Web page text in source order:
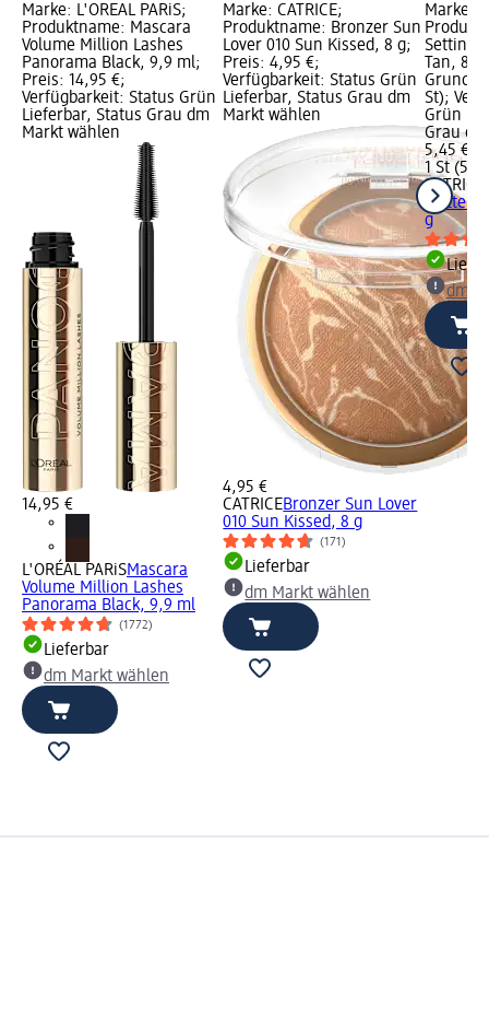
Marke: L'ORÉAL PARiS;
Produktname: Mascara
Volume Million Lashes
Panorama Black, 9,9 ml;
Preis: 14,95 €;
Verfügbarkeit: Status Grün
Lieferbar, Status Grau dm
Markt wählen
14,95 €
L'ORÉAL PARiSMascara
Volume Million Lashes
Panorama Black, 9,9 ml
(1772)
Lieferbar
dm Markt wählen
Marke: CATRICE;
Produktname: Bronzer Sun
Lover 010 Sun Kissed, 8 g;
Preis: 4,95 €;
Verfügbarkeit: Status Grün
Lieferbar, Status Grau dm
Markt wählen
4,95 €
CATRICEBronzer Sun Lover
010 Sun Kissed, 8 g
(171)
Lieferbar
dm Markt wählen
Marke:
Setting
Tan, 8
St);
Grün
Grau
5,45 €
1 St
CATRICE
Matte
g
dm